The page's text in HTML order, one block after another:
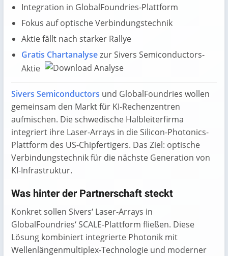
Integration in GlobalFoundries-Plattform
Fokus auf optische Verbindungstechnik
Aktie fällt nach starker Rallye
Gratis Chartanalysezur Sivers Semiconductors-
Aktie
Sivers Semiconductors und GlobalFoundries wollen
gemeinsam den Markt für KI-Rechenzentren
aufmischen. Die schwedische Halbleiterfirma
integriert ihre Laser-Arrays in die Silicon-Photonics-
Plattform des US-Chipfertigers. Das Ziel: optische
Verbindungstechnik für die nächste Generation von
KI-Infrastruktur.
Was hinter der Partnerschaft steckt
Konkret sollen Sivers‘ Laser-Arrays in
GlobalFoundries‘ SCALE-Plattform fließen. Diese
Lösung kombiniert integrierte Photonik mit
Wellenlängenmultiplex-Technologie und moderner